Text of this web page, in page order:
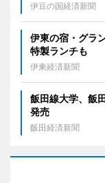
伊豆の国経済新聞
伊東の宿・グラ
特製ランチも
伊東経済新聞
飯田線大学、飯
発売
飯田経済新聞